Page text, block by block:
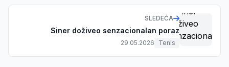
SLEDEĆA
Siner doživeo senzacionalan poraz
29.05.2026 Tenis